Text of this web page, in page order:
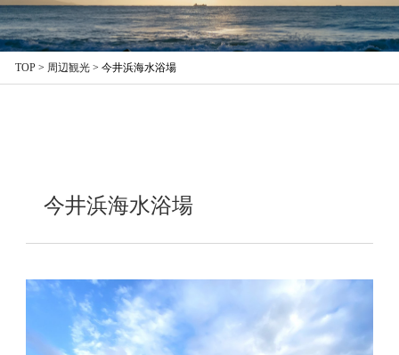
TOP> 周辺観光> 今井浜海水浴場
今井浜海水浴場